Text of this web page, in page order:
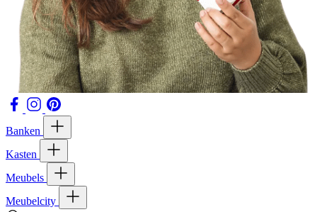
Banken
Kasten
Meubels
Meubelcity